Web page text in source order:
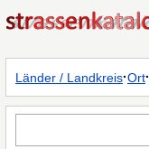
Länder / Landkreis·Ort·